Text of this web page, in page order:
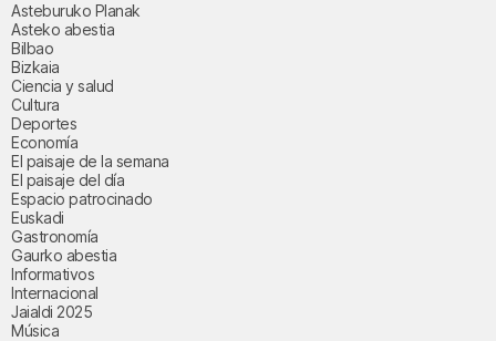
Asteburuko Planak
Asteko abestia
Bilbao
Bizkaia
Ciencia y salud
Cultura
Deportes
Economía
El paisaje de la semana
El paisaje del día
Espacio patrocinado
Euskadi
Gastronomía
Gaurko abestia
Informativos
Internacional
Jaialdi 2025
Música